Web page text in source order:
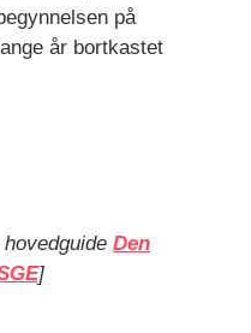
på
år bortkastet
Den
]